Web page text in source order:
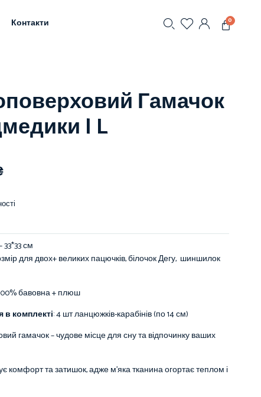
Контакти 0
Гамачок
| L
33*33 см
для двох+ великих пацючків, білочок Дегу, шиншилок
бавовна + плюш
в комплекті: 4 шт ланцюжків-карабінів (по 14 см)
гамачок – чудове місце для сну та відпочинку ваших
комфорт та затишок, адже м’яка тканина огортає теплом і